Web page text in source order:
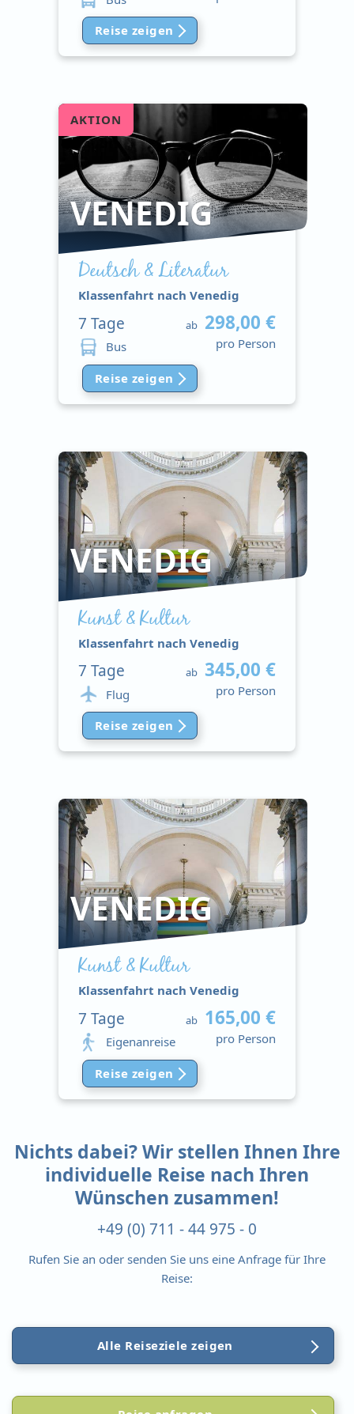
Nichts dabei? Wir stellen Ihnen Ihre
individuelle Reise nach Ihren
Wünschen zusammen!
+49 (0) 711 - 44 975 - 0
Rufen Sie an oder senden Sie uns eine Anfrage für Ihre
Reise:
Alle Reiseziele zeigen
Reise zeigen
AKTION
VENEDIG
Deutsch & Literatur
Klassenfahrt nach Venedig
7 Tage
Bus
ab 298,00 €
pro Person
Reise zeigen
VENEDIG
Kunst & Kultur
Klassenfahrt nach Venedig
7 Tage
Flug
ab 345,00 €
pro Person
Reise zeigen
VENEDIG
Kunst & Kultur
Klassenfahrt nach Venedig
7 Tage
Eigenanreise
ab 165,00 €
pro Person
Reise zeigen